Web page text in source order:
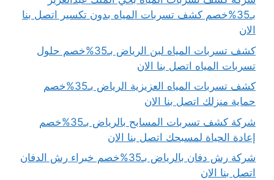
بـ35%خصم كشف تسربات المياه بدون تكسير اتصل بنا
الان
كشف تسربات المياه لبن الرياض بـ35%خصم حلول
تسربات المياه اتصل بنا الان
كشف تسربات المياه العزيزية الرياض بـ35%خصم
حماية منزلك اتصل بنا الان
شركة كشف تسربات المسابح بالرياض بـ35%خصم
إعادة الحياة لمسبحك اتصل بنا الان
شركة رش دفان بالرياض بـ35%خصم خبراء رش الدفان
اتصل بنا الان